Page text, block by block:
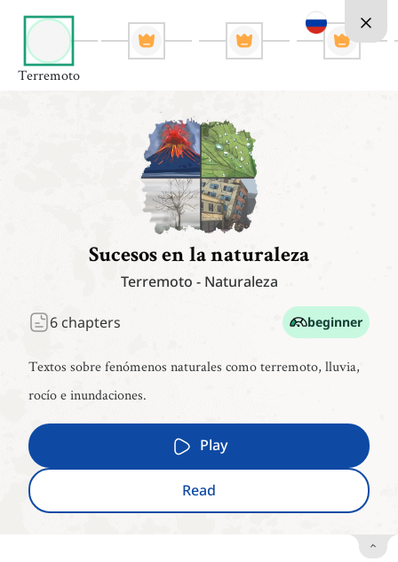
Terremoto
Sucesos en la naturaleza
Terremoto - Naturaleza
6 chapters beginner
Textos sobre fenómenos naturales como terremoto, lluvia,
rocío e inundaciones.
Play
Read